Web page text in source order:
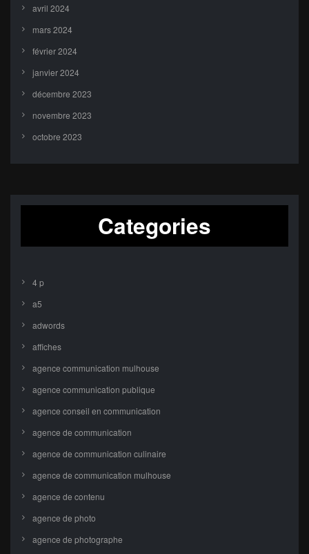
avril 2024
mars 2024
février 2024
janvier 2024
décembre 2023
novembre 2023
octobre 2023
Categories
4 p
a5
adwords
affiches
agence communication mulhouse
agence communication publique
agence conseil en communication
agence de communication
agence de communication culinaire
agence de communication mulhouse
agence de contenu
agence de photo
agence de photographe